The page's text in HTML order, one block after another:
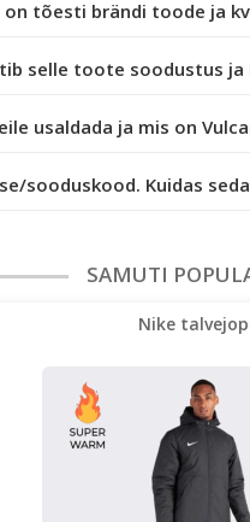
on tõesti brändi toode ja
selle toote soodustus
usaldada ja mis on
sooduskood. Kuidas
SAMUTI
Nike